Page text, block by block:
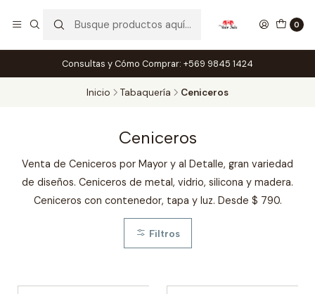
0
Consultas y Cómo Comprar: +569 9845 1424
Inicio Tabaquería Ceniceros
Ceniceros
Venta de Ceniceros por Mayor y al Detalle, gran variedad
de diseños. Ceniceros de metal, vidrio, silicona y madera.
Ceniceros con contenedor, tapa y luz. Desde $ 790.
Filtros